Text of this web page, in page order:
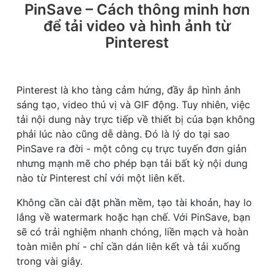
PinSave – Cách thông minh hơn
để tải video và hình ảnh từ
Pinterest
Pinterest là kho tàng cảm hứng, đầy ắp hình ảnh
sáng tạo, video thú vị và GIF động. Tuy nhiên, việc
tải nội dung này trực tiếp về thiết bị của bạn không
phải lúc nào cũng dễ dàng. Đó là lý do tại sao
PinSave ra đời - một công cụ trực tuyến đơn giản
nhưng mạnh mẽ cho phép bạn tải bất kỳ nội dung
nào từ Pinterest chỉ với một liên kết.
Không cần cài đặt phần mềm, tạo tài khoản, hay lo
lắng về watermark hoặc hạn chế. Với PinSave, bạn
sẽ có trải nghiệm nhanh chóng, liền mạch và hoàn
toàn miễn phí - chỉ cần dán liên kết và tải xuống
trong vài giây.